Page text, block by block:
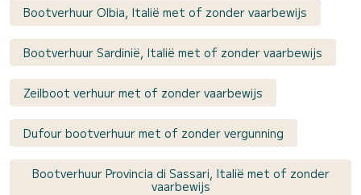
Bootverhuur Olbia, Italië met of zonder vaarbewijs
Bootverhuur Sardinië, Italië met of zonder vaarbewijs
Zeilboot verhuur met of zonder vaarbewijs
Dufour bootverhuur met of zonder vergunning
Bootverhuur Provincia di Sassari, Italië met of zonder
vaarbewijs